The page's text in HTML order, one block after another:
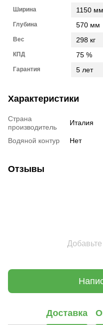
Ширина 1150 мм
Глубина 570 мм
Вес 298 кг
КПД 75 %
Гарантия 5 лет
Характеристики
Страна
производитель
Италия
Водяной контур Нет
Отзывы
Доставка